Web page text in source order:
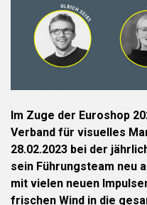
Im Zuge der Euroshop
Verband für visuelles
28.02.2023 bei der
sein Führungsteam neu
mit vielen neuen
frischen Wind in die